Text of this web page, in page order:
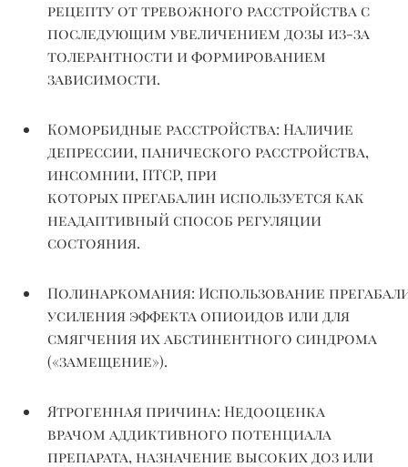
рецепту от тревожного расстройства с
последующим увеличением дозы из-за
толерантности и формированием
зависимости.
Коморбидные расстройства: Наличие
депрессии, панического расстройства,
инсомнии, ПТСР, при
которых прегабалин используется как
неадаптивный способ регуляции
состояния.
Полинаркомания: Использование
усиления эффекта опиоидов или для
смягчения их абстинентного синдрома
(«замещение»).
Ятрогенная причина: Недооценка
врачом аддиктивного потенциала
препарата, назначение высоких доз или